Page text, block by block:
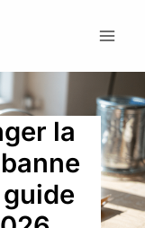
la